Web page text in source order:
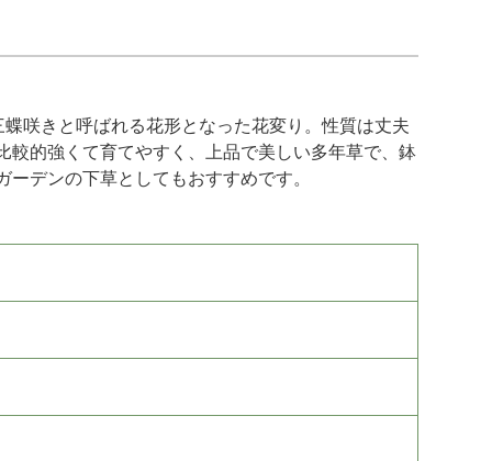
咲きと呼ばれる花形となった花変り。性質は丈夫
的強くて育てやすく、上品で美しい多年草で、鉢
デンの下草としてもおすすめです。